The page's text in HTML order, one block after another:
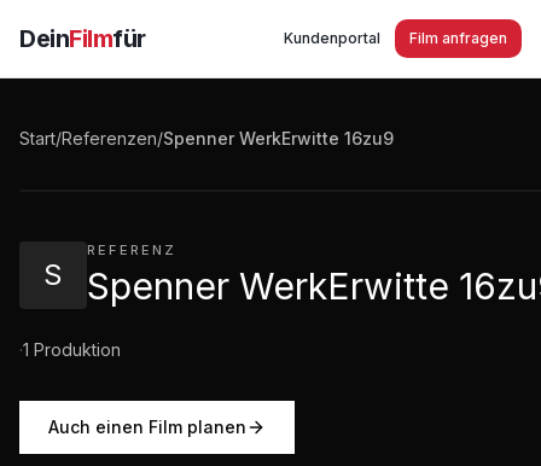
DeinFilmfür Kundenportal Film anfragen
Start/Referenzen/Spenner WerkErwitte 16zu9
S
REFERENZ
Spenner WerkErwitte
·1 Produktion
Auch einen Film planen
Spenner WerkErwitte 16zu9